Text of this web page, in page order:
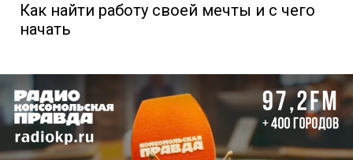
Как найти работу своей мечты и с чего
начать